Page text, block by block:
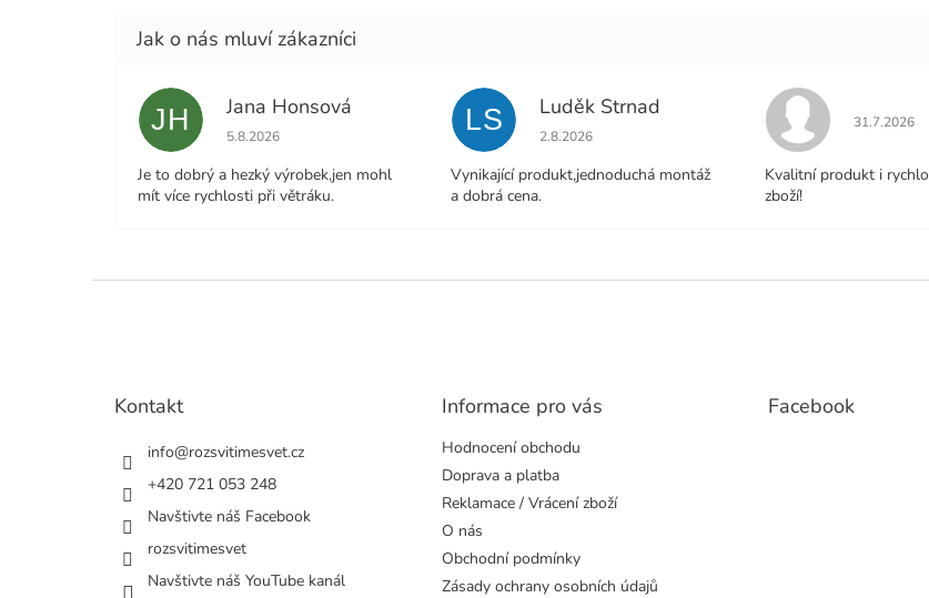
JH Jana Honsová
Hodnocení obchodu je 5 z 5 hvězdiček.
5.8.2026
Je to dobrý a hezký výrobek,jen mohl
mít více rychlosti při větráku.
LS Luděk Strnad
Hodnocení obchodu je 5 z 5 hvězdiček.
2.8.2026
Vynikající produkt,jednoduchá montáž
a dobrá cena.
31.7.2026
Kvalitní produkt i
zboží!
Kontakt
info@rozsvitimesvet.cz
+420 721 053 248
Navštivte náš Facebook
rozsvitimesvet
Navštivte náš YouTube kanál
Informace pro vás
Hodnocení obchodu
Doprava a platba
Reklamace / Vrácení zboží
O nás
Obchodní podmínky
Zásady ochrany osobních údajů
Facebook